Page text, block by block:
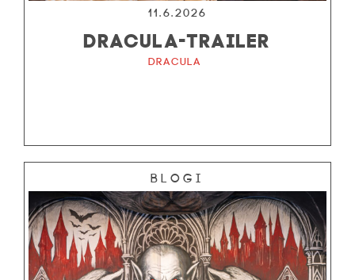
11.6.2026
DRACULA-TRAILER
Dracula
Blogi